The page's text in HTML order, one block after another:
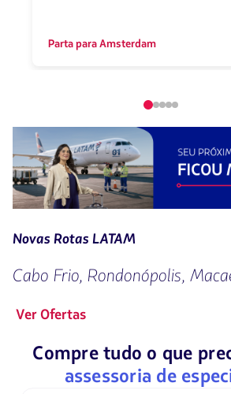
Parta para Amsterdam
Elemento
1
5
Novas Rotas LATAM
Cabo Frio, Rondonópolis,
Ver Ofertas
Compre tudo o que
assessoria de